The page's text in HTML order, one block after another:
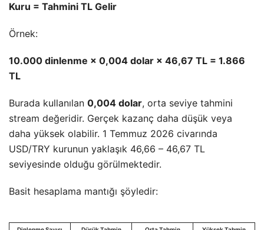
Kuru = Tahmini TL Gelir
Örnek:
10.000 dinlenme × 0,004 dolar × 46,67 TL = 1.866
TL
Burada kullanılan 0,004 dolar, orta seviye tahmini
stream değeridir. Gerçek kazanç daha düşük veya
daha yüksek olabilir. 1 Temmuz 2026 civarında
USD/TRY kurunun yaklaşık 46,66 – 46,67 TL
seviyesinde olduğu görülmektedir.
Basit hesaplama mantığı şöyledir: